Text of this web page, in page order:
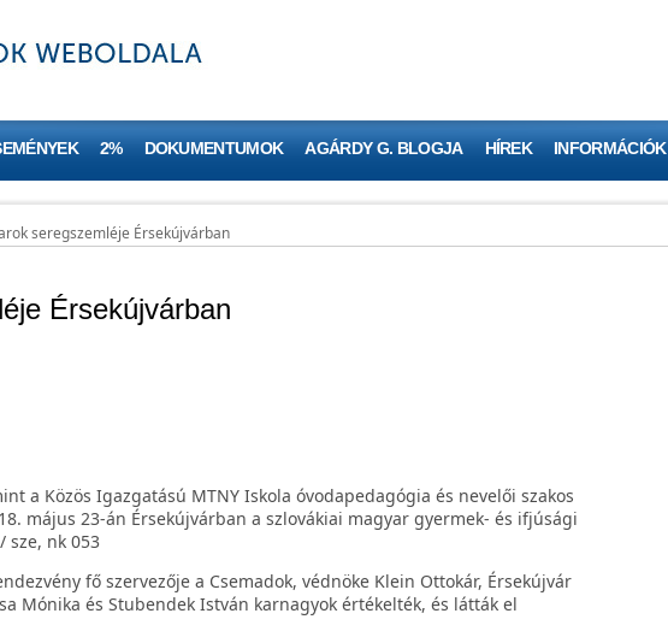
2% DOKUMENTUMOK AGÁRDY G. BLOGJA HÍREK INFORMÁCIÓK
seregszemléje Érsekújvárban
Érsekújvárban
a Közös Igazgatású MTNY Iskola óvodapedagógia és nevelői szakos
május 23-án Érsekújvárban a szlovákiai magyar gyermek- és ifjúsági
sze, nk 053
fő szervezője a Csemadok, védnöke Klein Ottokár, Érsekújvár
Mónika és Stubendek István karnagyok értékelték, és látták el